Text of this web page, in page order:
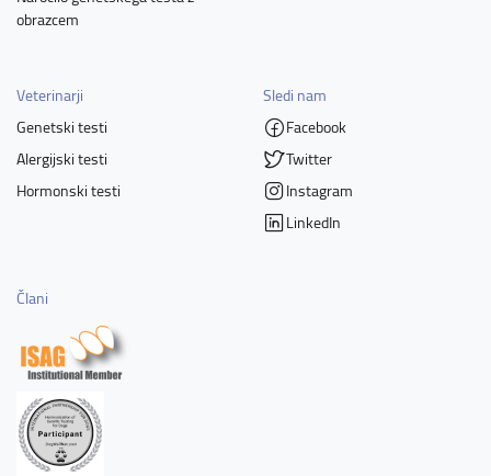
obrazcem
Veterinarji
Genetski testi
Alergijski testi
Hormonski testi
Sledi nam
Facebook
Twitter
Instagram
LinkedIn
Člani